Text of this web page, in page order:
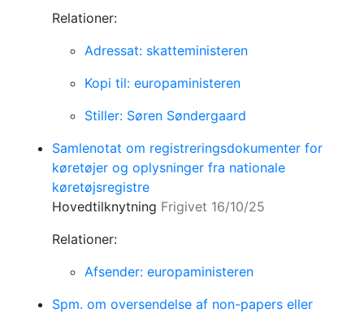
Relationer:
Adressat: skatteministeren
Kopi til: europaministeren
Stiller: Søren Søndergaard
Samlenotat om registreringsdokumenter for
køretøjer og oplysninger fra nationale
køretøjsregistre
Hovedtilknytning Frigivet 16/10/25
Relationer:
Afsender: europaministeren
Spm. om oversendelse af non-papers eller